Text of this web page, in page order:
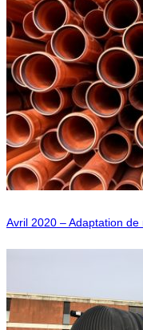
Avril 2020 – Adaptation